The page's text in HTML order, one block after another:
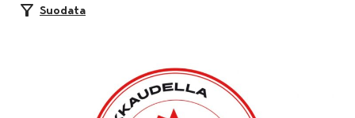
Suodata